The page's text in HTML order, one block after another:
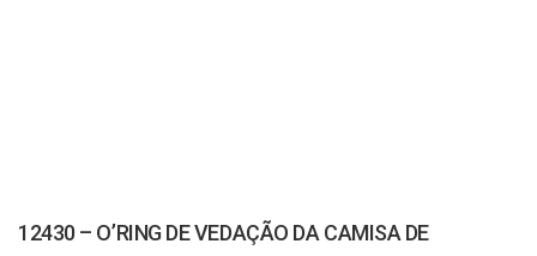
12430 – O’RING DE VEDAÇÃO DA CAMISA DE